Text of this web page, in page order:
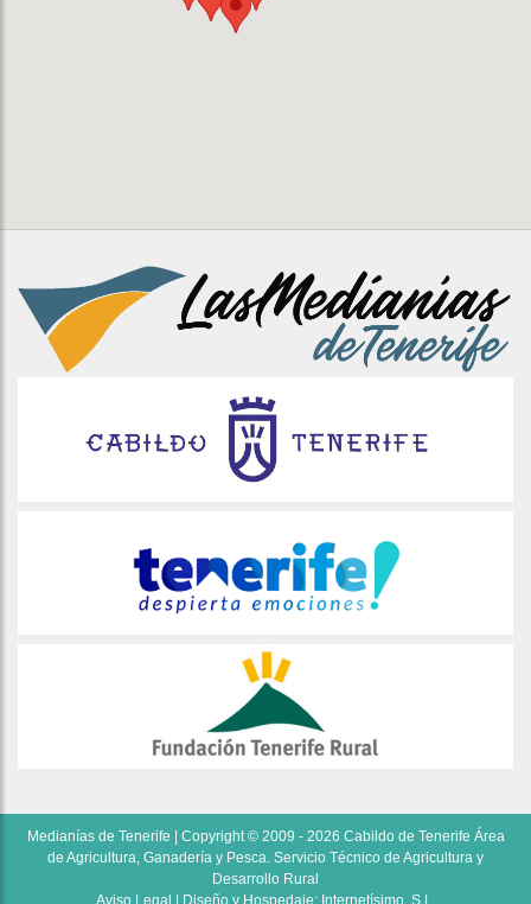
Medianías de Tenerife | Copyright © 2009 - 2026 Cabildo de Tenerife Área
de Agricultura, Ganadería y Pesca. Servicio Técnico de Agricultura y
Desarrollo Rural
Aviso Legal | Diseño y Hospedaje: Internetísimo, S.L.